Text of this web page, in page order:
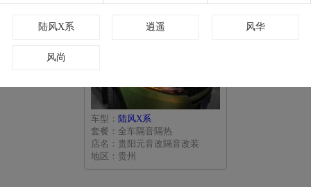
陆风X系 逍遥 风华
风尚
车型： 陆风X系
套餐：全车隔音隔热
店名：贵阳元音改隔音改装
地区：贵州